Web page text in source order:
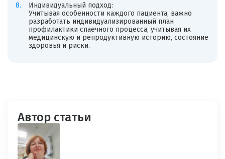
Индивидуальный подход:
Учитывая особенности каждого пациента, важно
разработать индивидуализированный план
профилактики спаечного процесса, учитывая их
медицинскую и репродуктивную историю, состояние
здоровья и риски.
Автор статьи